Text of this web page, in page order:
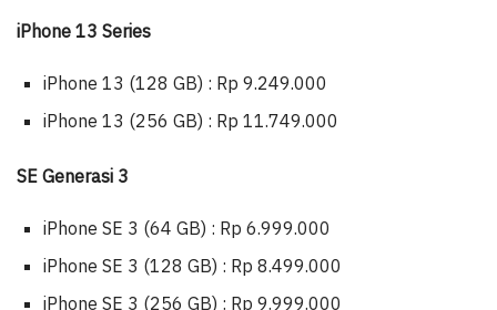
iPhone 13 Series
iPhone 13 (128 GB) : Rp 9.249.000
iPhone 13 (256 GB) : Rp 11.749.000
SE Generasi 3
iPhone SE 3 (64 GB) : Rp 6.999.000
iPhone SE 3 (128 GB) : Rp 8.499.000
iPhone SE 3 (256 GB) : Rp 9.999.000